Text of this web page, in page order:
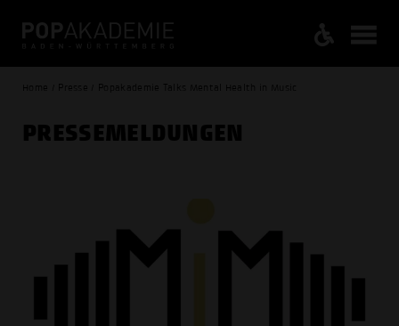
Home / Presse / Popakademie Talks Mental Health in Music
PRESSE­MELDUNGEN